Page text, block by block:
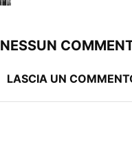
NESSUN
LASCIA UN